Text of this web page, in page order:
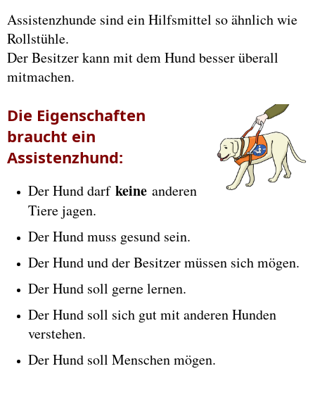
Assistenzhunde sind ein Hilfsmittel so ähnlich wie
Rollstühle.
Der Besitzer kann mit dem Hund besser überall
mitmachen.
Die Eigenschaften
braucht ein
Assistenzhund:
Der Hund darf keine anderen
Tiere jagen.
Der Hund muss gesund sein.
Der Hund und der Besitzer müssen sich mögen.
Der Hund soll gerne lernen.
Der Hund soll sich gut mit anderen Hunden
verstehen.
Der Hund soll Menschen mögen.